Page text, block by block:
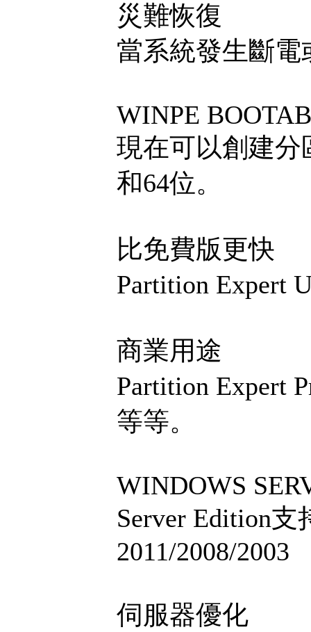
災難恢復
當系統發生斷
WINPE
現在可以創建分
和64位。
比免費版更快
Partition Expert
商業用途
Partition Expert
等等。
WINDOWS
Server Edition支
2011/2008/2003
伺服器優化